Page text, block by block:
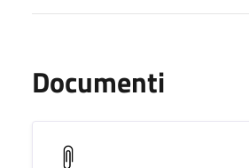
Documenti